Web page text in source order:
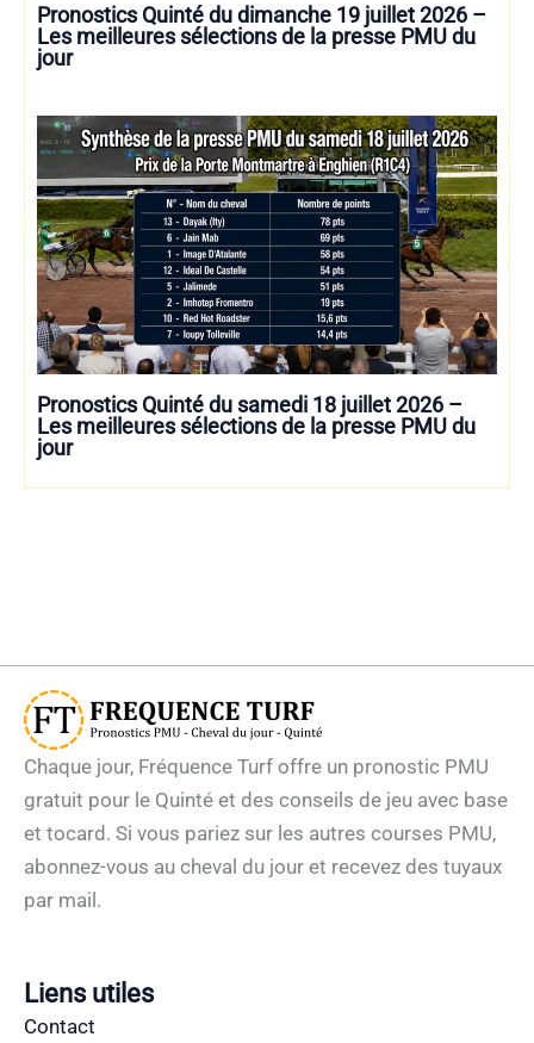
Pronostics Quinté du dimanche 19 juillet 2026 –
Les meilleures sélections de la presse PMU du
jour
Pronostics Quinté du samedi 18 juillet 2026 –
Les meilleures sélections de la presse PMU du
jour
Chaque jour, Fréquence Turf offre un pronostic PMU
gratuit pour le Quinté et des conseils de jeu avec base
et tocard. Si vous pariez sur les autres courses PMU,
abonnez-vous au cheval du jour et recevez des tuyaux
par mail.
Liens utiles
Contact